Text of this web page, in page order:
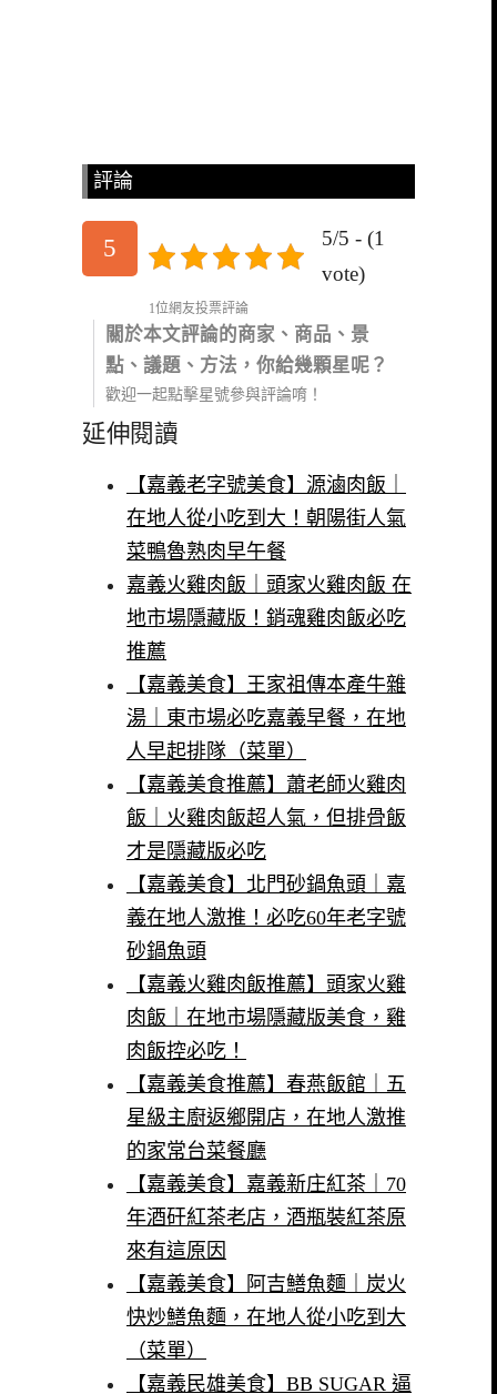
評論
5
5/5 - (1
vote)
1位網友投票評論
關於本文評論的商家、商品、景
點、議題、方法，你給幾顆星呢？
歡迎一起點擊星號參與評論唷！
延伸閱讀
【嘉義老字號美食】源滷肉飯｜
在地人從小吃到大！朝陽街人氣
菜鴨魯熟肉早午餐
嘉義火雞肉飯｜頭家火雞肉飯 在
地市場隱藏版！銷魂雞肉飯必吃
推薦
【嘉義美食】王家祖傳本產牛雜
湯｜東市場必吃嘉義早餐，在地
人早起排隊（菜單）
【嘉義美食推薦】蕭老師火雞肉
飯｜火雞肉飯超人氣，但排骨飯
才是隱藏版必吃
【嘉義美食】北門砂鍋魚頭｜嘉
義在地人激推！必吃60年老字號
砂鍋魚頭
【嘉義火雞肉飯推薦】頭家火雞
肉飯｜在地市場隱藏版美食，雞
肉飯控必吃！
【嘉義美食推薦】春燕飯館｜五
星級主廚返鄉開店，在地人激推
的家常台菜餐廳
【嘉義美食】嘉義新庄紅茶｜70
年酒矸紅茶老店，酒瓶裝紅茶原
來有這原因
【嘉義美食】阿吉鱔魚麵｜炭火
快炒鱔魚麵，在地人從小吃到大
（菜單）
【嘉義民雄美食】BB SUGAR 逼